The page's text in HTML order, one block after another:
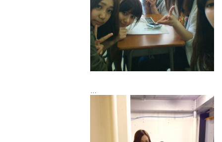
高校なかなか行けないし友達出来るか不安
みんな夢に向かって頑張ってるメンバーだ